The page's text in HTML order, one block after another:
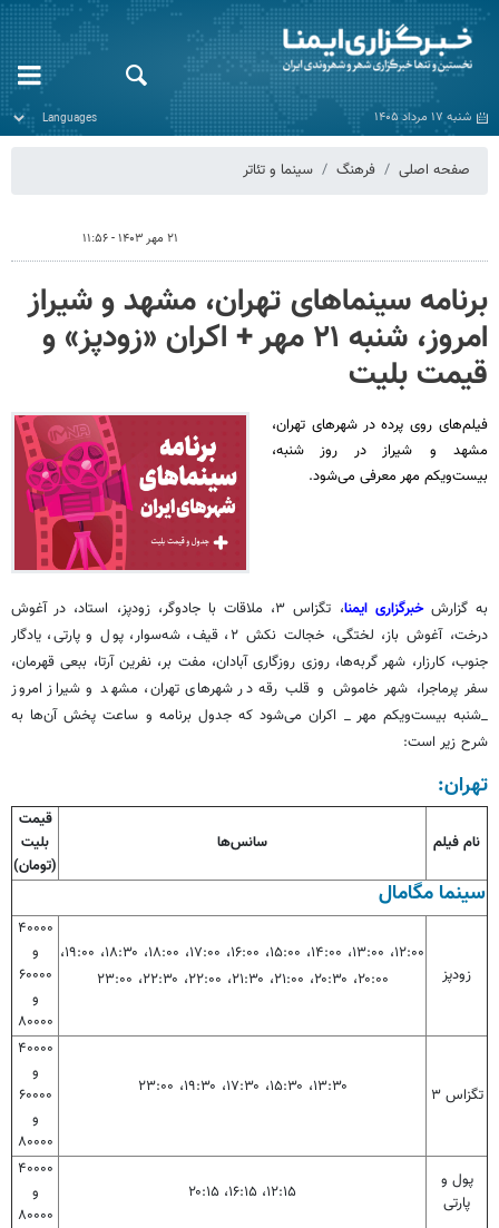
شنبه ۱۷ مرداد ۱۴۰۵
صفحه اصلی فرهنگ سینما و تئاتر
۲۱ مهر ۱۴۰۳ - ۱۱:۵۶
برنامه سینماهای تهران، مشهد و شیراز
امروز، شنبه ۲۱ مهر + اکران «زودپز» و
قیمت بلیت
فیلم‌های روی پرده‌ در شهرهای تهران،
مشهد و شیراز در روز شنبه،
بیست‌ویکم مهر معرفی می‌شود.
به گزارش خبرگزاری ایمنا
، تگزاس ۳، ملاقات با جادوگر، زودپز، استاد، در آغوش
درخت، آغوش باز، لختگی، خجالت نکش
۲، قیف، شه‌سوار، پول و پارتی، یادگار
جنوب، کارزار، شهر گربه‌ها، روزی روزگاری آبادان، مفت بر، نفرین آرتا، ببعیقهرمان،
سفر پرماجرا، شهر خاموش و قلبرقه در شهرهای تهران، مشهد و شیراز امروز
_شنبه بیست‌ویکم مهر _ اکران می‌شود که جدول برنامه و ساعت پخش آن‌ها به
شرح زیر است:
تهران:
نام فیلم سانس‌ها
قیمت
بلیت
(تومان)
سینما مگامال
زودپز
۱۲:۰۰، ۱۳:۰۰، ۱۴:۰۰، ۱۵:۰۰، ۱۶:۰۰، ۱۷:۰۰، ۱۸:۰۰، ۱۸:۳۰، ۱۹:۰۰،
۲۰:۰۰، ۲۰:۳۰، ۲۱:۰۰، ۲۱:۳۰، ۲۲:۰۰، ۲۲:۳۰، ۲۳:۰۰
۴۰۰۰۰
و
۶۰۰۰۰
و
۸۰۰۰۰
تگزاس ۳ ۱۳:۳۰، ۱۵:۳۰، ۱۷:۳۰، ۱۹:۳۰، ۲۳:۰۰
۴۰۰۰۰
و
۶۰۰۰۰
و
۸۰۰۰۰
پول و
پارتی
۱۲:۱۵، ۱۶:۱۵، ۲۰:۱۵
۴۰۰۰۰
و
۸۰۰۰۰